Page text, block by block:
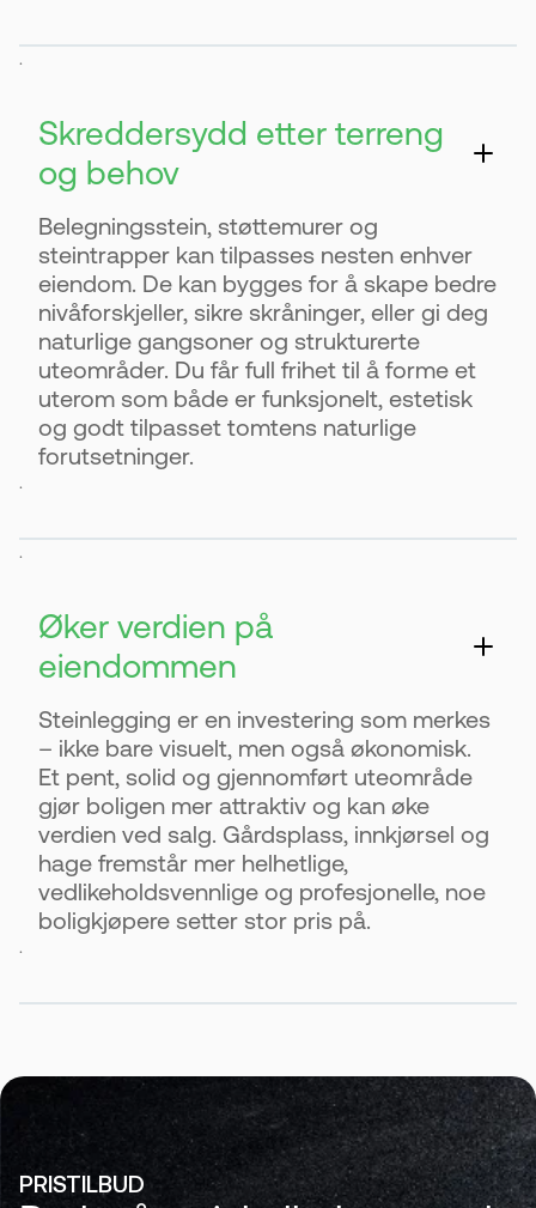
.
Skreddersydd etter terreng
og behov
Belegningsstein, støttemurer og
steintrapper kan tilpasses nesten enhver
eiendom. De kan bygges for å skape bedre
nivåforskjeller, sikre skråninger, eller gi deg
naturlige gangsoner og strukturerte
uteområder. Du får full frihet til å forme et
uterom som både er funksjonelt, estetisk
og godt tilpasset tomtens naturlige
forutsetninger.
.
.
Øker verdien på
eiendommen
Steinlegging er en investering som merkes
– ikke bare visuelt, men også økonomisk.
Et pent, solid og gjennomført uteområde
gjør boligen mer attraktiv og kan øke
verdien ved salg. Gårdsplass, innkjørsel og
hage fremstår mer helhetlige,
vedlikeholdsvennlige og profesjonelle, noe
boligkjøpere setter stor pris på.
.
PRISTILBUD